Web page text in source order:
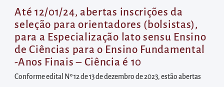
principal
Acessar
diretamente
à
área
para
Até 12/01/24, abertas inscrições da
seleção para orientadores (bolsistas),
para a Especialização lato sensu Ensino
de Ciências para o Ensino Fundamental
-Anos Finais – Ciência é 10
Conforme edital Nº 12 de 13 de dezembro de 2023, estão abertas